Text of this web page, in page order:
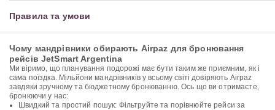
Правила та умови
Чому мандрівники обирають Airpaz для бронювання
рейсів JetSmart Argentina
Ми віримо, що планування подорожі має бути таким же приємним, як і
сама поїздка. Мільйони мандрівників у всьому світі довіряють Airpaz
завдяки зручному та бюджетному бронюванню. Ось що ви отримаєте,
бронюючи у нас:
Швидкий та простий пошук: Фільтруйте та порівнюйте рейси за